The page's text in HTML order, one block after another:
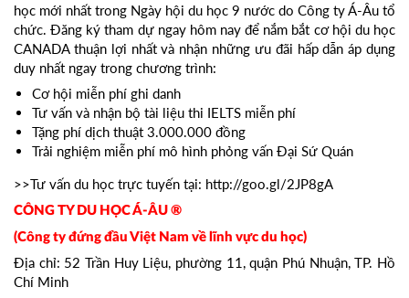
học mới nhất trong Ngày hội du học 9 nước do Công ty Á-Âu tổ
chức. Đăng ký tham dự ngay hôm nay để nắm bắt cơ hội du học
CANADA thuận lợi nhất và nhận những ưu đãi hấp dẫn áp dụng
duy nhất ngay trong chương trình:
Cơ hội miễn phí ghi danh
Tư vấn và nhận bộ tài liệu thi IELTS miễn phí
Tặng phí dịch thuật 3.000.000 đồng
Trải nghiệm miễn phí mô hình phỏng vấn Đại Sứ Quán
>>Tư vấn du học trực tuyến tại: http://goo.gl/2JP8gA
CÔNG TY DU HỌC Á-ÂU ®
(Công ty đứng đầu Việt Nam về lĩnh vực du học)
Địa chỉ: 52 Trần Huy Liệu, phường 11, quận Phú Nhuận, TP. Hồ
Chí Minh